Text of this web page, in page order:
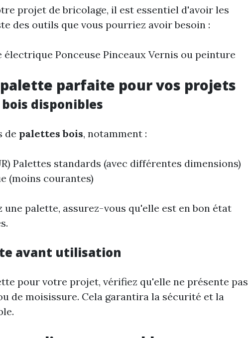
projet de bricolage, il est essentiel d'avoir les
des outils que vous pourriez avoir besoin :
Ponceuse Pinceaux Vernis ou peinture
parfaite pour vos projets
disponibles
de palettes bois, notamment :
Palettes standards (avec différentes dimensions)
(moins courantes)
une palette, assurez-vous qu'elle est en bon état
avant utilisation
pour votre projet, vérifiez qu'elle ne présente pas
de moisissure. Cela garantira la sécurité et la